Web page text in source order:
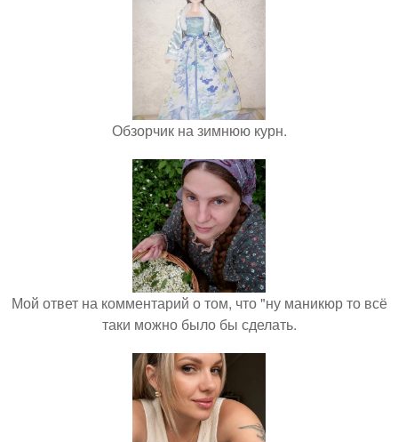
Обзорчик на зимнюю курн.
Мой ответ на комментарий о том, что "ну маникюр то всё
таки можно было бы сделать.